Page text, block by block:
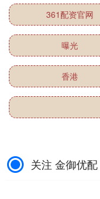
361配资官网
曝光
香港
关注 金御优配